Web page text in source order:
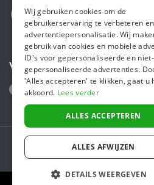
Volg ons
Secure payments
Steunactie is een initiatief van
Wij gebruiken cookies om de
gebruikerservaring te verbeteren
advertentiepersonalisatie. Wij
gebruik van cookies en mobiele
ID's voor gepersonaliseerde en niet-
gepersonaliseerde advertenties.
'Alles accepteren' te klikken, gaat u
akkoord. Lees verder
ALLES ACCEPTEREN
ALLES AFWIJZEN
DETAILS WEERGEVEN